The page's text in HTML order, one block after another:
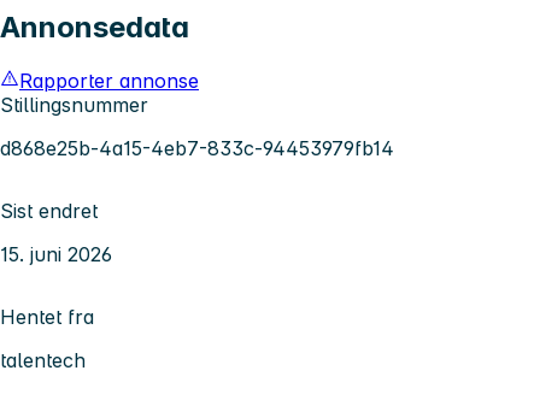
Annonsedata
Rapporter annonse
Stillingsnummer
d868e25b-4a15-4eb7-833c-94453979fb14
Sist endret
15. juni 2026
Hentet fra
talentech